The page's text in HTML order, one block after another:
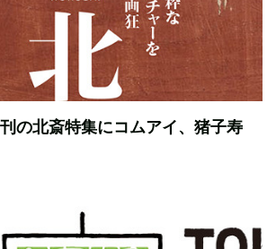
刊の北斎特集にコムアイ、猪子寿